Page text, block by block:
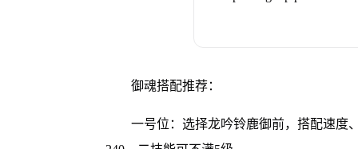
御魂搭配推荐：
一号位：选择龙吟铃鹿御前，搭配速度